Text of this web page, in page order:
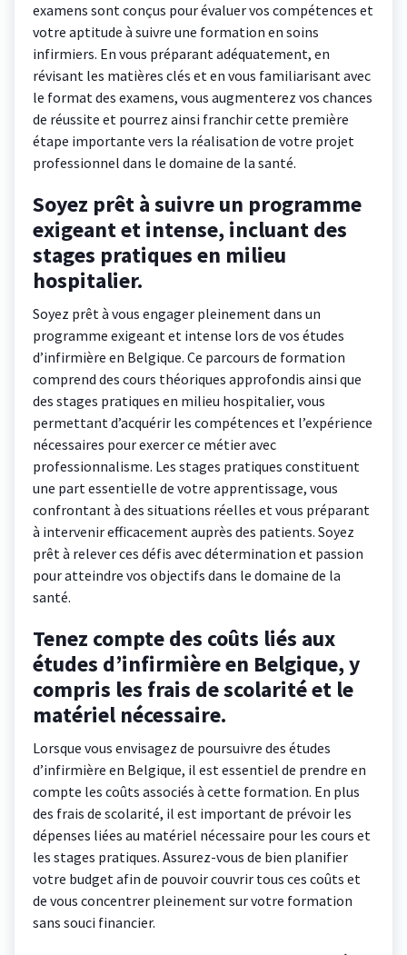
examens sont conçus pour évaluer vos compétences et
votre aptitude à suivre une formation en soins
infirmiers. En vous préparant adéquatement, en
révisant les matières clés et en vous familiarisant avec
le format des examens, vous augmenterez vos chances
de réussite et pourrez ainsi franchir cette première
étape importante vers la réalisation de votre projet
professionnel dans le domaine de la santé.
Soyez prêt à suivre un programme
exigeant et intense, incluant des
stages pratiques en milieu
hospitalier.
Soyez prêt à vous engager pleinement dans un
programme exigeant et intense lors de vos études
d’infirmière en Belgique. Ce parcours de formation
comprend des cours théoriques approfondis ainsi que
des stages pratiques en milieu hospitalier, vous
permettant d’acquérir les compétences et l’expérience
nécessaires pour exercer ce métier avec
professionnalisme. Les stages pratiques constituent
une part essentielle de votre apprentissage, vous
confrontant à des situations réelles et vous préparant
à intervenir efficacement auprès des patients. Soyez
prêt à relever ces défis avec détermination et passion
pour atteindre vos objectifs dans le domaine de la
santé.
Tenez compte des coûts liés aux
études d’infirmière en Belgique, y
compris les frais de scolarité et le
matériel nécessaire.
Lorsque vous envisagez de poursuivre des études
d’infirmière en Belgique, il est essentiel de prendre en
compte les coûts associés à cette formation. En plus
des frais de scolarité, il est important de prévoir les
dépenses liées au matériel nécessaire pour les cours et
les stages pratiques. Assurez-vous de bien planifier
votre budget afin de pouvoir couvrir tous ces coûts et
de vous concentrer pleinement sur votre formation
sans souci financier.